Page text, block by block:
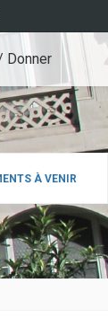
À VENIR
Donner